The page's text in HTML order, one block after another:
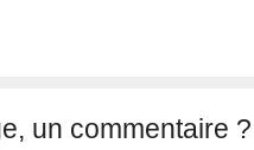
un commentaire ?